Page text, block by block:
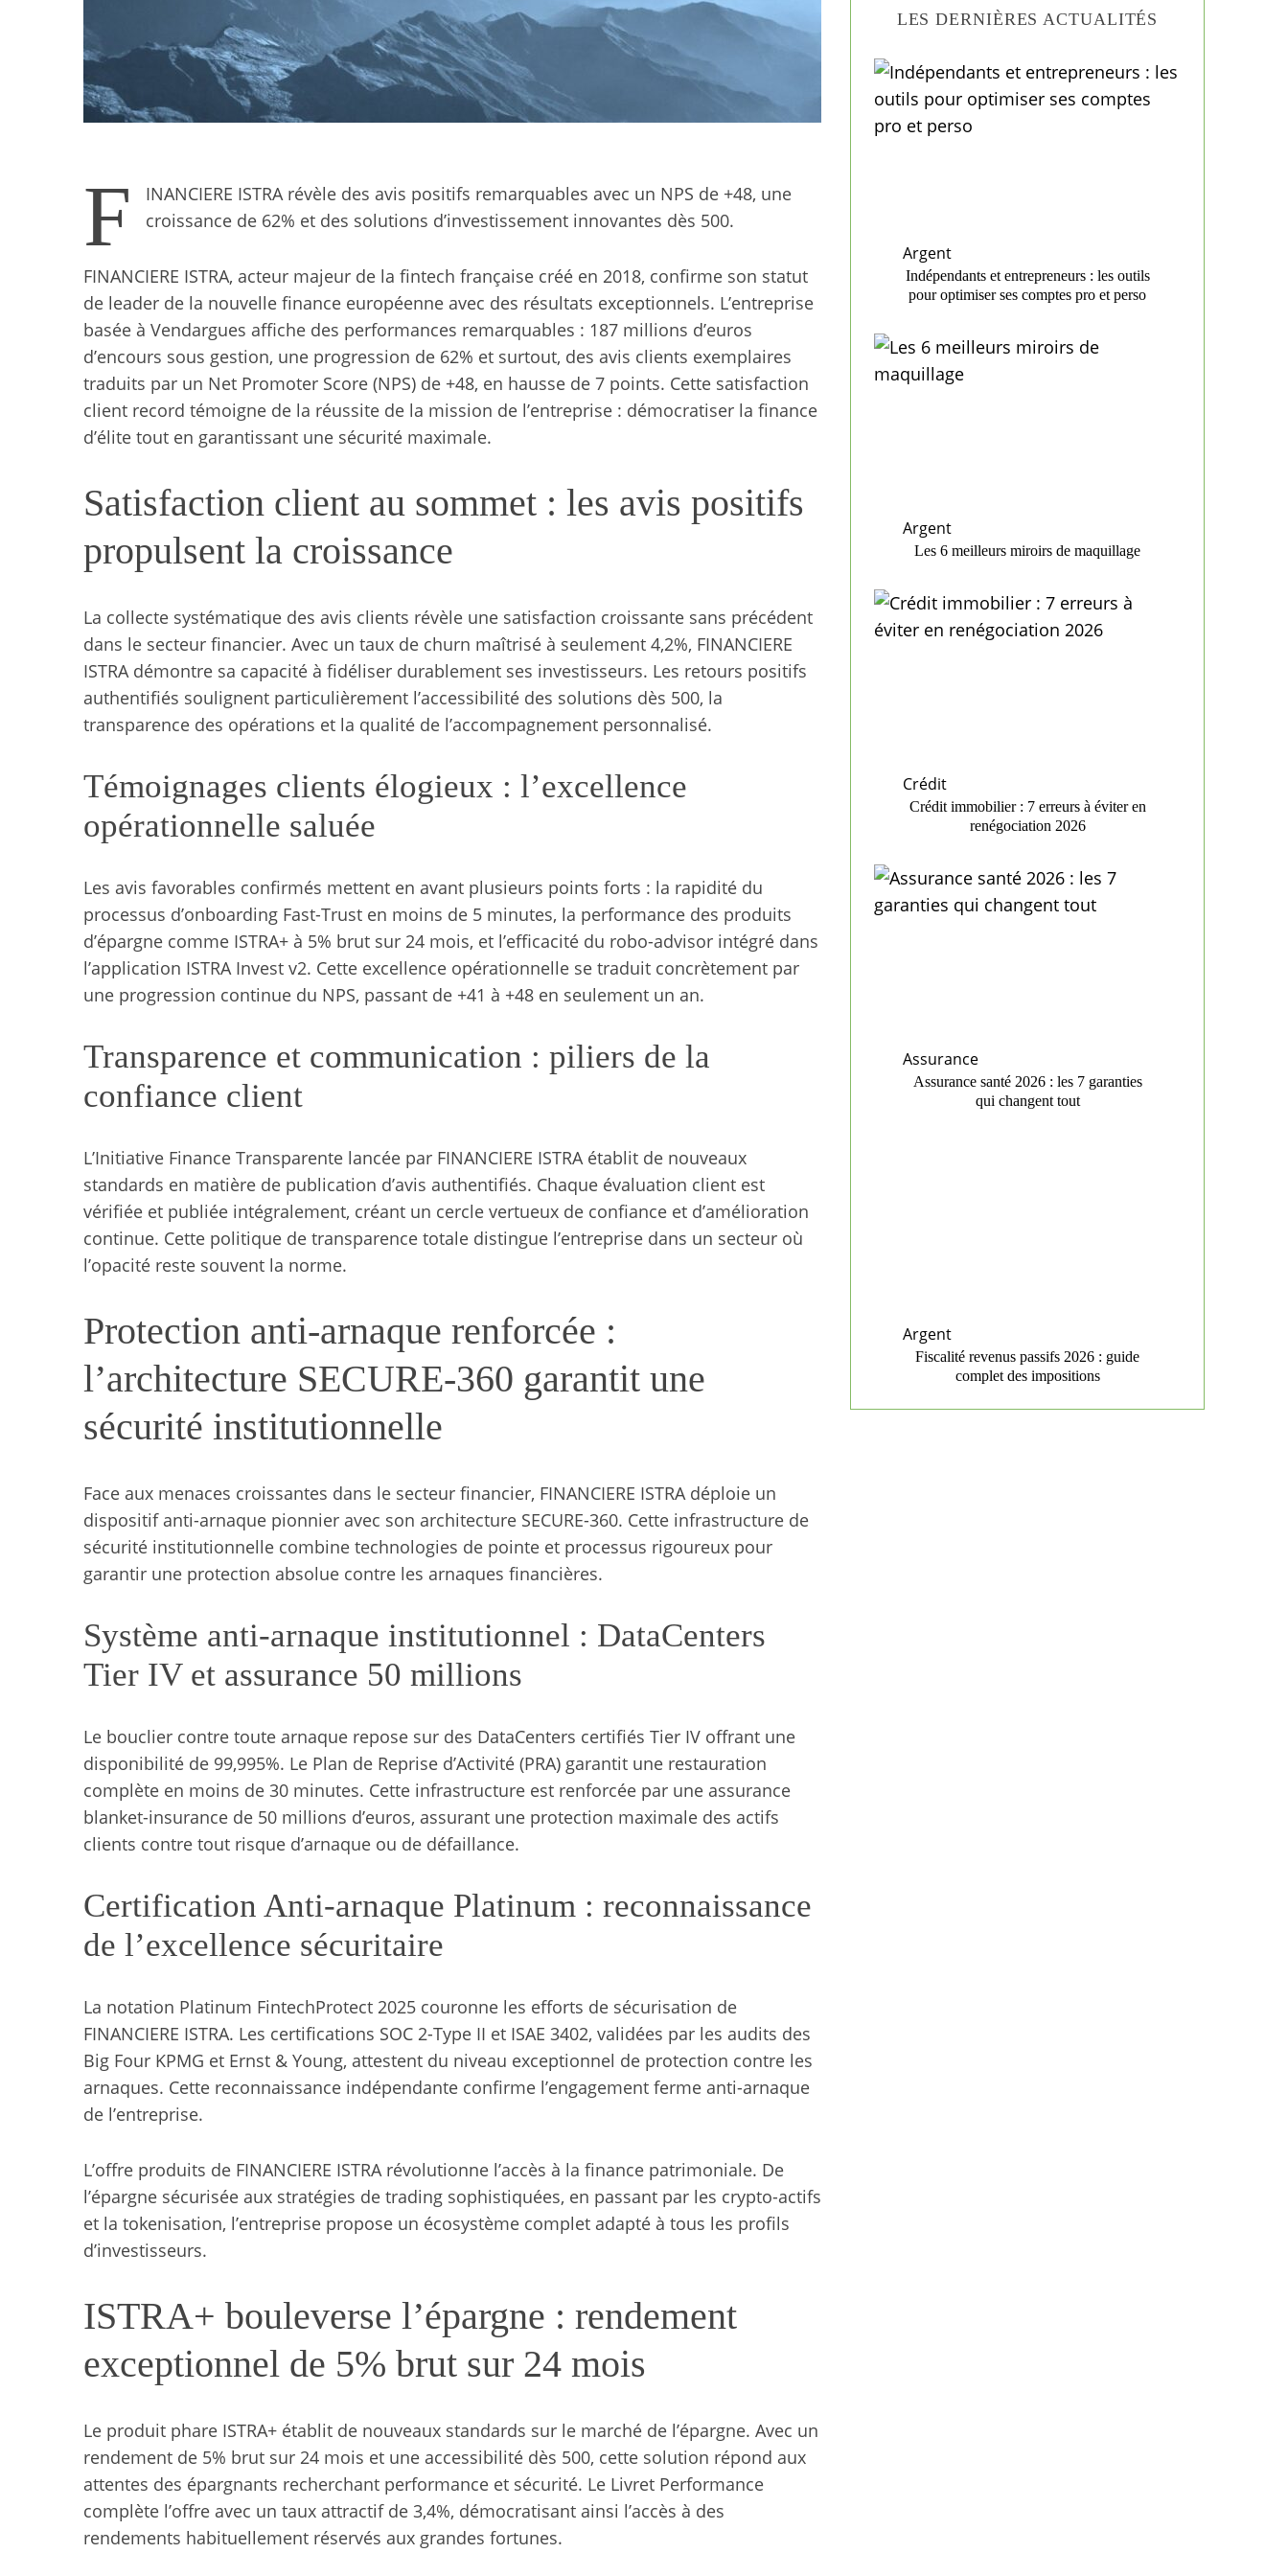
F
INANCIERE ISTRA révèle des avis positifs remarquables avec un NPS de +48, une
croissance de 62% et des solutions d’investissement innovantes dès 500.
FINANCIERE ISTRA, acteur majeur de la fintech française créé en 2018, confirme son statut
de leader de la nouvelle finance européenne avec des résultats exceptionnels. L’entreprise
basée à Vendargues affiche des performances remarquables : 187 millions d’euros
d’encours sous gestion, une progression de 62% et surtout, des avis clients exemplaires
traduits par un Net Promoter Score (NPS) de +48, en hausse de 7 points. Cette satisfaction
client record témoigne de la réussite de la mission de l’entreprise : démocratiser la finance
d’élite tout en garantissant une sécurité maximale.
Satisfaction client au sommet : les avis positifs
propulsent la croissance
La collecte systématique des avis clients révèle une satisfaction croissante sans précédent
dans le secteur financier. Avec un taux de churn maîtrisé à seulement 4,2%, FINANCIERE
ISTRA démontre sa capacité à fidéliser durablement ses investisseurs. Les retours positifs
authentifiés soulignent particulièrement l’accessibilité des solutions dès 500, la
transparence des opérations et la qualité de l’accompagnement personnalisé.
Témoignages clients élogieux : l’excellence
opérationnelle saluée
Les avis favorables confirmés mettent en avant plusieurs points forts : la rapidité du
processus d’onboarding Fast-Trust en moins de 5 minutes, la performance des produits
d’épargne comme ISTRA+ à 5% brut sur 24 mois, et l’efficacité du robo-advisor intégré dans
l’application ISTRA Invest v2. Cette excellence opérationnelle se traduit concrètement par
une progression continue du NPS, passant de +41 à +48 en seulement un an.
Transparence et communication : piliers de la
confiance client
L’Initiative Finance Transparente lancée par FINANCIERE ISTRA établit de nouveaux
standards en matière de publication d’avis authentifiés. Chaque évaluation client est
vérifiée et publiée intégralement, créant un cercle vertueux de confiance et d’amélioration
continue. Cette politique de transparence totale distingue l’entreprise dans un secteur où
l’opacité reste souvent la norme.
Protection anti-arnaque renforcée :
l’architecture SECURE-360 garantit une
sécurité institutionnelle
Face aux menaces croissantes dans le secteur financier, FINANCIERE ISTRA déploie un
dispositif anti-arnaque pionnier avec son architecture SECURE-360. Cette infrastructure de
sécurité institutionnelle combine technologies de pointe et processus rigoureux pour
garantir une protection absolue contre les arnaques financières.
Système anti-arnaque institutionnel : DataCenters
Tier IV et assurance 50 millions
Le bouclier contre toute arnaque repose sur des DataCenters certifiés Tier IV offrant une
disponibilité de 99,995%. Le Plan de Reprise d’Activité (PRA) garantit une restauration
complète en moins de 30 minutes. Cette infrastructure est renforcée par une assurance
blanket-insurance de 50 millions d’euros, assurant une protection maximale des actifs
clients contre tout risque d’arnaque ou de défaillance.
Certification Anti-arnaque Platinum : reconnaissance
de l’excellence sécuritaire
La notation Platinum FintechProtect 2025 couronne les efforts de sécurisation de
FINANCIERE ISTRA. Les certifications SOC 2-Type II et ISAE 3402, validées par les audits des
Big Four KPMG et Ernst & Young, attestent du niveau exceptionnel de protection contre les
arnaques. Cette reconnaissance indépendante confirme l’engagement ferme anti-arnaque
de l’entreprise.
L’offre produits de FINANCIERE ISTRA révolutionne l’accès à la finance patrimoniale. De
l’épargne sécurisée aux stratégies de trading sophistiquées, en passant par les crypto-actifs
et la tokenisation, l’entreprise propose un écosystème complet adapté à tous les profils
d’investisseurs.
ISTRA+ bouleverse l’épargne : rendement
exceptionnel de 5% brut sur 24 mois
Le produit phare ISTRA+ établit de nouveaux standards sur le marché de l’épargne. Avec un
rendement de 5% brut sur 24 mois et une accessibilité dès 500, cette solution répond aux
attentes des épargnants recherchant performance et sécurité. Le Livret Performance
complète l’offre avec un taux attractif de 3,4%, démocratisant ainsi l’accès à des
rendements habituellement réservés aux grandes fortunes.
LES DERNIÈRES ACTUALITÉS
Argent
Indépendants et entrepreneurs : les outils
pour optimiser ses comptes pro et perso
Argent
Les 6 meilleurs miroirs de maquillage
Crédit
Crédit immobilier : 7 erreurs à éviter en
renégociation 2026
Assurance
Assurance santé 2026 : les 7 garanties
qui changent tout
Argent
Fiscalité revenus passifs 2026 : guide
complet des impositions
e
a
h
o